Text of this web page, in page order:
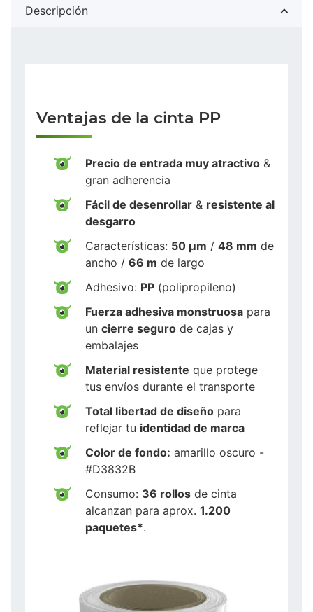
Descripción
Ventajas de la cinta PP
Precio de entrada muy atractivo &
gran adherencia
Fácil de desenrollar & resistente al
desgarro
Características: 50 µm / 48 mm de
ancho / 66 m de largo
Adhesivo: PP (polipropileno)
Fuerza adhesiva monstruosa para
un cierre seguro de cajas y
embalajes
Material resistente que protege
tus envíos durante el transporte
Total libertad de diseño para
reflejar tu identidad de marca
Color de fondo: amarillo oscuro -
#D3832B
Consumo: 36 rollos de cinta
alcanzan para aprox. 1.200
paquetes*.